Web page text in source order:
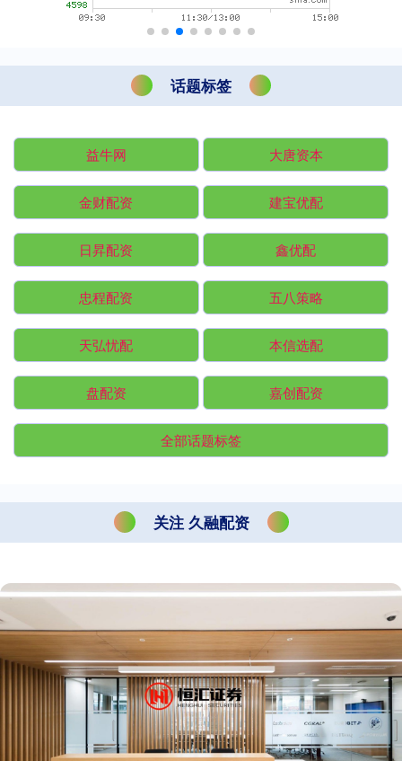
话题标签
益牛网 大唐资本
金财配资 建宝优配
日昇配资 鑫优配
忠程配资 五八策略
天弘忧配 本信选配
盘配资 嘉创配资
全部话题标签
关注 久融配资